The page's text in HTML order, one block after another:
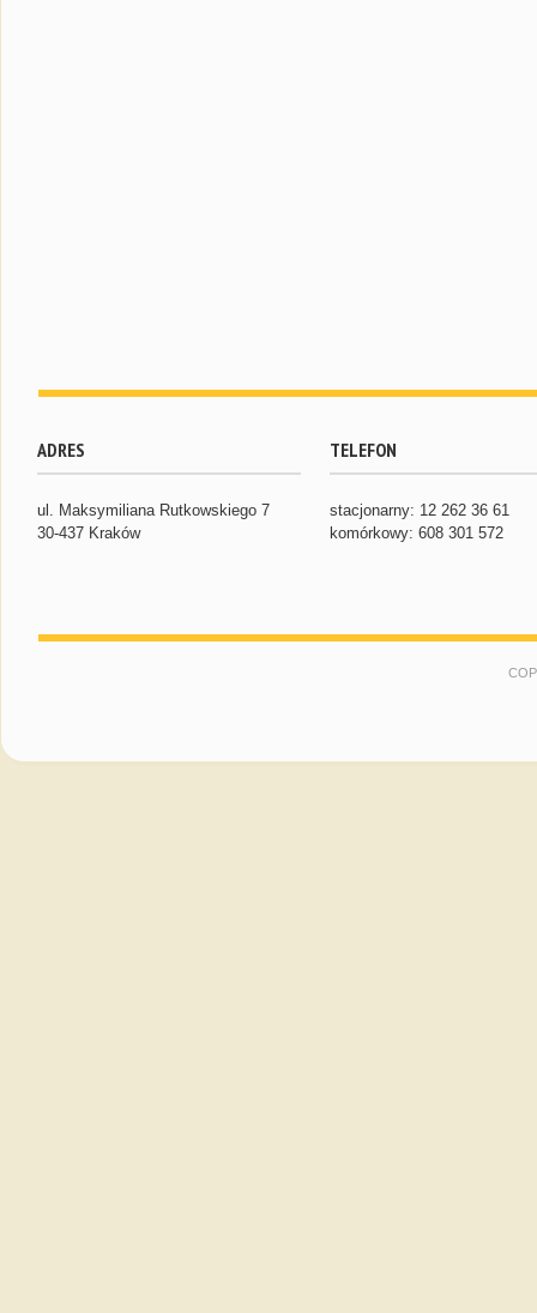
ADRES
ul. Maksymiliana Rutkowskiego 7
30-437 Kraków
TELEFON
stacjonarny: 12 262 36 61
komórkowy: 608 301 572